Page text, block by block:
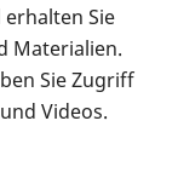
Sie
Materialien.
Sie Zugriff
Videos.